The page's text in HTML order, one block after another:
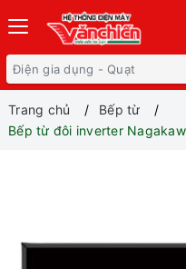
Trang chủ
Bếp từ
Bếp từ đôi inverter